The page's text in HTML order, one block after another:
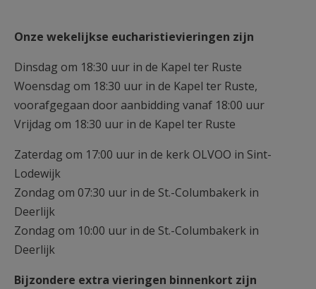
Onze wekelijkse eucharistievieringen zijn
Dinsdag om 18:30 uur in de Kapel ter Ruste
Woensdag om 18:30 uur in de Kapel ter Ruste,
voorafgegaan door aanbidding vanaf 18:00 uur
Vrijdag om 18:30 uur in de Kapel ter Ruste
Zaterdag om 17:00 uur in de kerk OLVOO in Sint-
Lodewijk
Zondag om 07:30 uur in de St.-Columbakerk in
Deerlijk
Zondag om 10:00 uur in de St.-Columbakerk in
Deerlijk
Bijzondere extra vieringen binnenkort zijn